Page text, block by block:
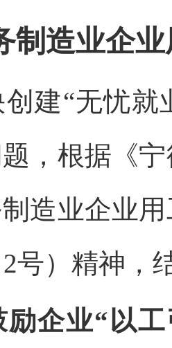
制造业企
“无忧就
，根据《
造业企业
号）精神，
励企业“以